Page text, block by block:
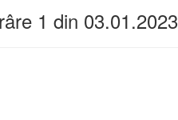
1 din 03.01.2023